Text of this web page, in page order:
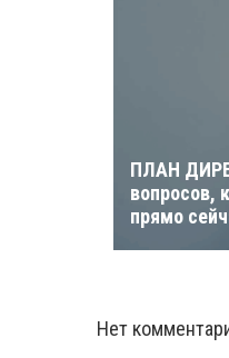
ПЛАН
вопросов,
прямо
Нет